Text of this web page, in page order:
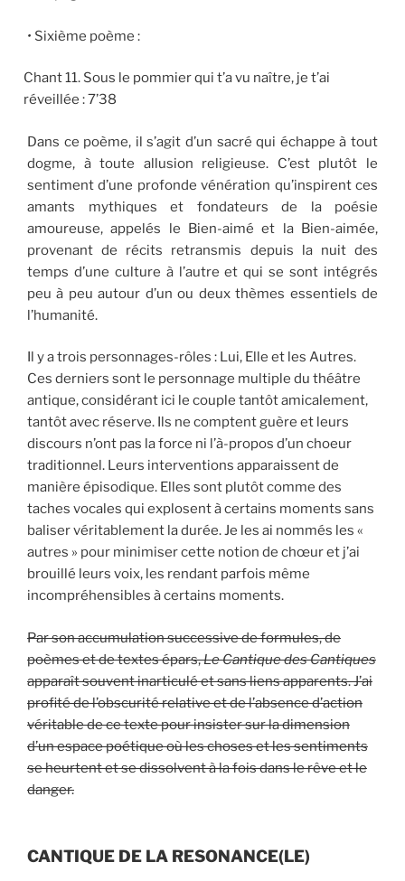
• Sixième poème :
Chant 11. Sous le pommier qui t’a vu naître, je t’ai
réveillée : 7’38
Dans ce poème, il s’agit d’un sacré qui échappe à tout
dogme, à toute allusion religieuse. C’est plutôt le
sentiment d’une profonde vénération qu’inspirent ces
amants mythiques et fondateurs de la poésie
amoureuse, appelés le Bien-aimé et la Bien-aimée,
provenant de récits retransmis depuis la nuit des
temps d’une culture à l’autre et qui se sont intégrés
peu à peu autour d’un ou deux thèmes essentiels de
l’humanité.
Il y a trois personnages-rôles : Lui, Elle et les Autres.
Ces derniers sont le personnage multiple du théâtre
antique, considérant ici le couple tantôt amicalement,
tantôt avec réserve. Ils ne comptent guère et leurs
discours n’ont pas la force ni l’à-propos d’un choeur
traditionnel. Leurs interventions apparaissent de
manière épisodique. Elles sont plutôt comme des
taches vocales qui explosent à certains moments sans
baliser véritablement la durée. Je les ai nommés les «
autres » pour minimiser cette notion de chœur et j’ai
brouillé leurs voix, les rendant parfois même
incompréhensibles à certains moments.
Par son accumulation successive de formules, de
poèmes et de textes épars,Le Cantique des Cantiques
apparaît souvent inarticulé et sans liens apparents. J’ai
profité de l’obscurité relative et de l’absence d’action
véritable de ce texte pour insister sur la dimension
d’un espace poétique où les choses et les sentiments
se heurtent et se dissolvent à la fois dans le rêve et le
danger.
CANTIQUE DE LA RESONANCE(LE)